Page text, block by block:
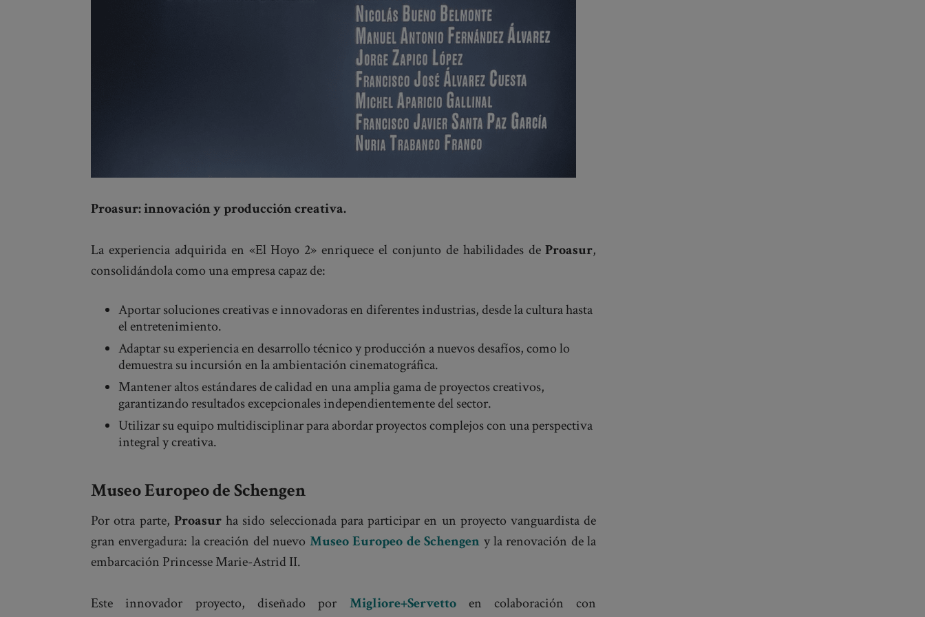
Proasur: innovación y producción creativa.
La experiencia adquirida en «El Hoyo 2» enriquece el conjunto de habilidades deProasur,
consolidándola como una empresa capaz de:
Aportar soluciones creativas e innovadoras en diferentes industrias, desde la cultura hasta
el entretenimiento.
Adaptar su experiencia en desarrollo técnico y producción a nuevos desafíos, como lo
demuestra su incursión en la ambientación cinematográfica.
Mantener altos estándares de calidad en una amplia gama de proyectos creativos,
garantizando resultados excepcionales independientemente del sector.
Utilizar su equipo multidisciplinar para abordar proyectos complejos con una perspectiva
integral y creativa.
Museo Europeo de Schengen
Por otra parte, Proasurha sido seleccionada para participar en un proyecto vanguardista de
gran envergadura: la creación del nuevo Museo Europeo de Schengen y la renovación de la
embarcación Princesse Marie-Astrid II.
Este innovador proyecto, diseñado por Migliore+Servettoen colaboración con